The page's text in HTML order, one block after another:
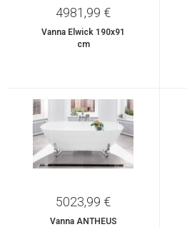
4981,99 €
Vanna Elwick 190x91
cm
5023,99 €
Vanna ANTHEUS